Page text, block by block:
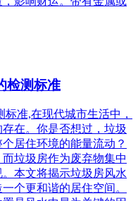
检测标准
准,在现代城市生活中，
在。你是否想过，垃圾
居住环境的能量流动？
垃圾房作为废弃物集中
本文将揭示垃圾房风水
个更和谐的居住空间。